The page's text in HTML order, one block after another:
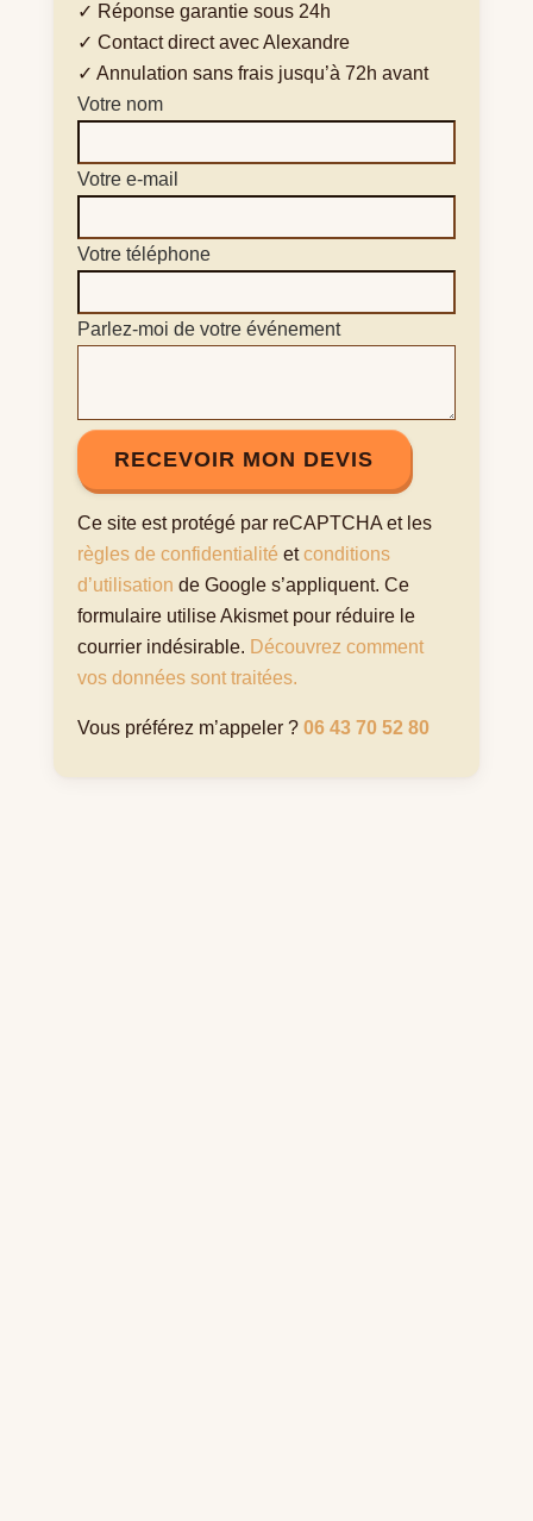
✓ Réponse garantie sous 24h
✓ Contact direct avec Alexandre
✓ Annulation sans frais jusqu’à 72h avant
Votre nom
Votre e-mail
Votre téléphone
Parlez-moi de votre événement
RECEVOIR MON DEVIS
Ce site est protégé par reCAPTCHA et les
règles de confidentialité etconditions
d’utilisation de Google s’appliquent. Ce
formulaire utilise Akismet pour réduire le
courrier indésirable. Découvrez comment
vos données sont traitées.
Vous préférez m’appeler ? 06 43 70 52 80